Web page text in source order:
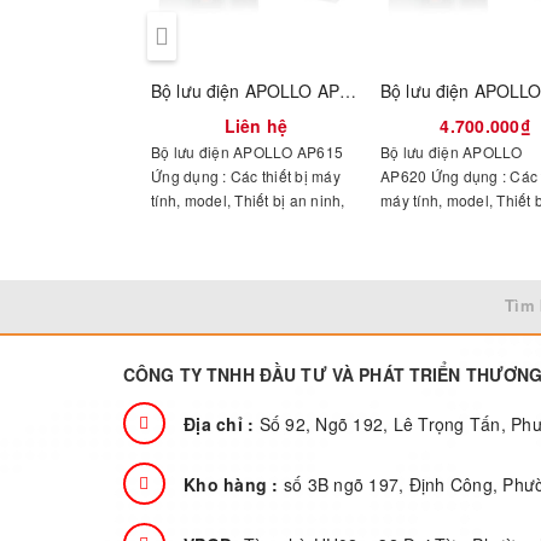
Bộ lưu điện APOLLO AP615 1500VA
Liên hệ
Bộ lưu điện APOLLO AP615
Ứng dụng : Các thiết bị máy
tính, model, Thiết bị an ninh,
(Auto sensing). - Điện áp ra:
mạch: 3-10ms - Thời gian lưu
điện: 5-30 phút tùy thuộc vào
công suất tải
4.700.000₫
Bộ lưu điện APOLLO
AP620 Ứng dụng : Các
máy tính, model, Thiết
interactive - SÓNG SIN
(Auto sensing). - Điện
mạch: 3-10ms - Thời
điện: 5-30 phút tùy
Tìm
CÔNG TY TNHH ĐẦU TƯ VÀ PHÁT TRIỂN
Địa chỉ : Số 92, Ngõ 192, Lê Trọng Tấn,
Kho hàng : số 3B ngõ 197, Định Công,